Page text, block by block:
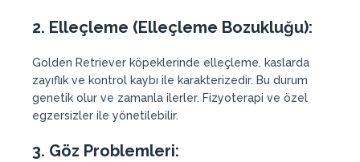
2. Elleçleme (Elleçleme Bozukluğu):
Golden Retriever köpeklerinde elleçleme, kaslarda
zayıflık ve kontrol kaybı ile karakterizedir. Bu durum
genetik olur ve zamanla ilerler. Fizyoterapi ve özel
egzersizler ile yönetilebilir.
3. Göz Problemleri: